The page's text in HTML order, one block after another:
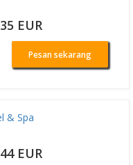
EUR
Pesan sekarang
& Spa
EUR